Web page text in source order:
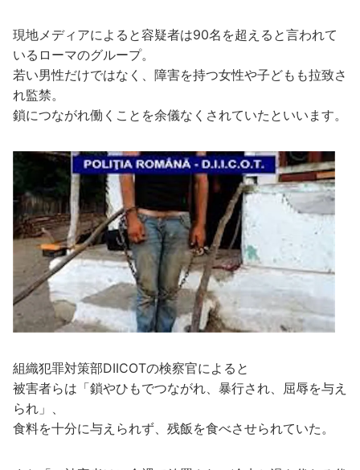
現地メディアによると容疑者は90名を超えると言われて
いるローマのグループ。
若い男性だけではなく、障害を持つ女性や子どもも拉致さ
れ監禁。
鎖につながれ働くことを余儀なくされていたといいます。
組織犯罪対策部DIICOTの検察官によると
被害者らは「鎖やひもでつながれ、暴行され、屈辱を与え
られ」、
食料を十分に与えられず、残飯を食べさせられていた。